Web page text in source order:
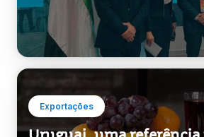
Exportações
Uruguai, uma
segurança alimentar